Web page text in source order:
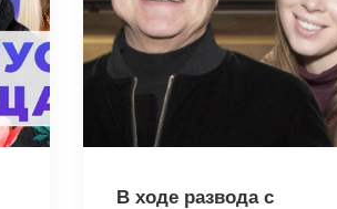
В ходе развода с